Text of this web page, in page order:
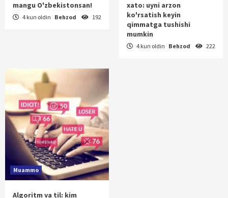
mangu O'zbekistonsan!
4 kun oldin Behzod 192
xato: uyni arzon
ko'rsatish keyin
qimmatga tushishi
mumkin
4 kun oldin Behzod 222
Muammo
Algoritm va til: kim